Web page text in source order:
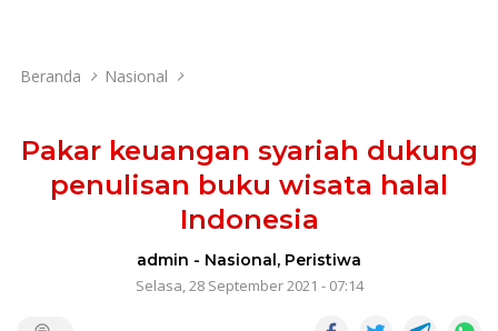
Beranda Nasional
Pakar keuangan syariah dukung
penulisan buku wisata halal
Indonesia
admin - Nasional, Peristiwa
Selasa, 28 September 2021 - 07:14